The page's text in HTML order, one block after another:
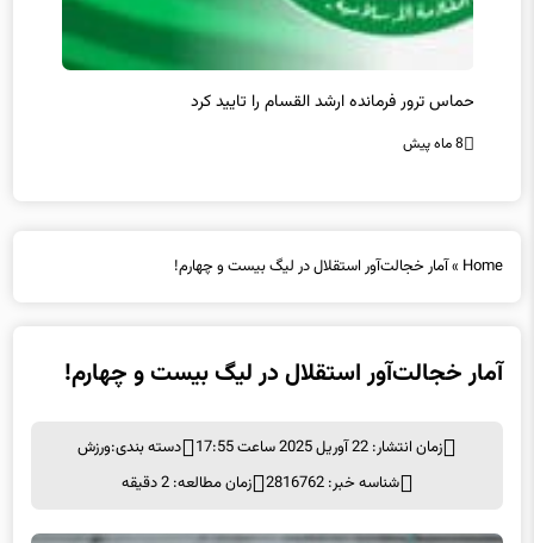
حماس ترور فرمانده ارشد القسام را تایید کرد
8 ماه پیش
Home
»آمار خجالت‌آور استقلال در لیگ بیست و چهارم!
آمار خجالت‌آور استقلال در لیگ بیست و چهارم!
زمان انتشار: 22 آوریل 2025 ساعت 17:55 دسته بندی:ورزش
شناسه خبر: 2816762
زمان مطالعه: 2 دقیقه